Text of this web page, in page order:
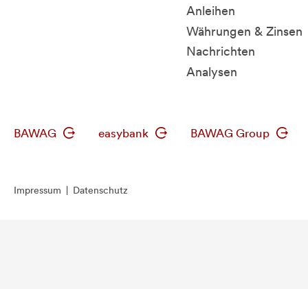
Anleihen
Währungen & Zinsen
Nachrichten
Analysen
BAWAG easybank BAWAG Group
Impressum Datenschutz